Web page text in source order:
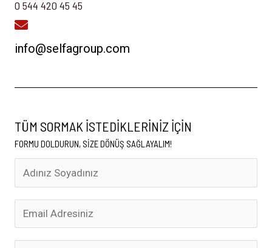
0 544 420 45 45
info@selfagroup.com
TÜM SORMAK ISTEDIKLERINIZ IÇIN
FORMU DOLDURUN, SIZE DÖNÜŞ SAĞLAYALIM!